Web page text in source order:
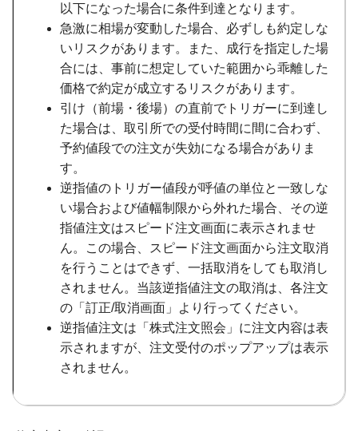
以下になった場合に条件到達となります。
急激に相場が変動した場合、必ずしも約定しな
いリスクがあります。また、成行を指定した場
合には、事前に想定していた範囲から乖離した
価格で約定が成立するリスクがあります。
引け（前場・後場）の直前でトリガーに到達し
た場合は、取引所での受付時間に間に合わず、
予約値段での注文が失効になる場合がありま
す。
逆指値のトリガー値段が呼値の単位と一致しな
い場合および値幅制限から外れた場合、その逆
指値注文はスピード注文画面に表示されませ
ん。この場合、スピード注文画面から注文取消
を行うことはできず、一括取消をしても取消し
されません。当該逆指値注文の取消は、各注文
の「訂正/取消画面」より行ってください。
逆指値注文は「株式注文照会」に注文内容は表
示されますが、注文受付のポップアップは表示
されません。